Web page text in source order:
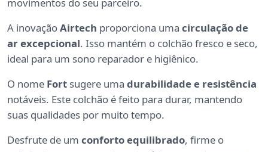
A inovaçãoAirtech proporciona uma circulação de
ar excepcional. Isso mantém o colchão fresco e seco,
ideal para um sono reparador e higiênico.
O nome Fort sugere uma durabilidade e resistência
notáveis. Este colchão é feito para durar, mantendo
suas qualidades por muito tempo.
Desfrute de um conforto equilibrado, firme o